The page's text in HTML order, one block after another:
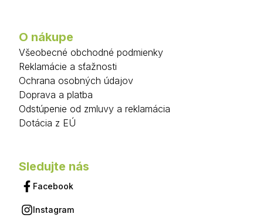
O nákupe
Všeobecné obchodné podmienky
Reklamácie a sťažnosti
Ochrana osobných údajov
Doprava a platba
Odstúpenie od zmluvy a reklamácia
Dotácia z EÚ
Sledujte nás
Facebook
Instagram